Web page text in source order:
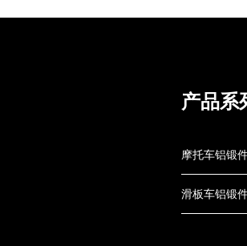
产品系
摩托车铝锻
滑板车铝锻